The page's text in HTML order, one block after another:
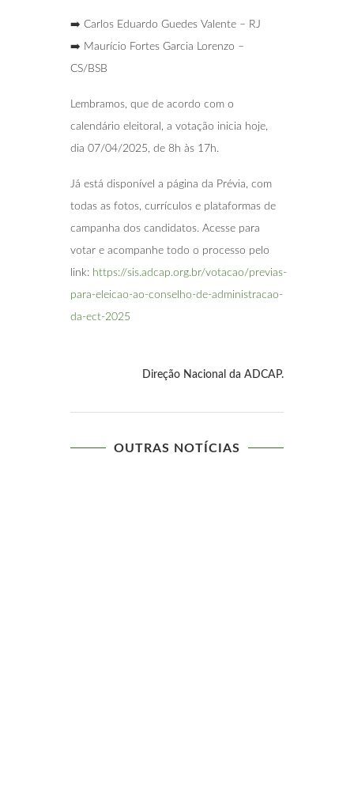
➡️ Carlos Eduardo Guedes Valente – RJ
➡️ Maurício Fortes Garcia Lorenzo –
CS/BSB
Lembramos, que de acordo com o
calendário eleitoral, a votação inicia hoje,
dia 07/04/2025, de 8h às 17h.
Já está disponível a página da Prévia, com
todas as fotos, currículos e plataformas de
campanha dos candidatos. Acesse para
votar e acompanhe todo o processo pelo
link: https://sis.adcap.org.br/votacao/previas-
para-eleicao-ao-conselho-de-administracao-
da-ect-2025
Direção Nacional da ADCAP.
OUTRAS NOTÍCIAS